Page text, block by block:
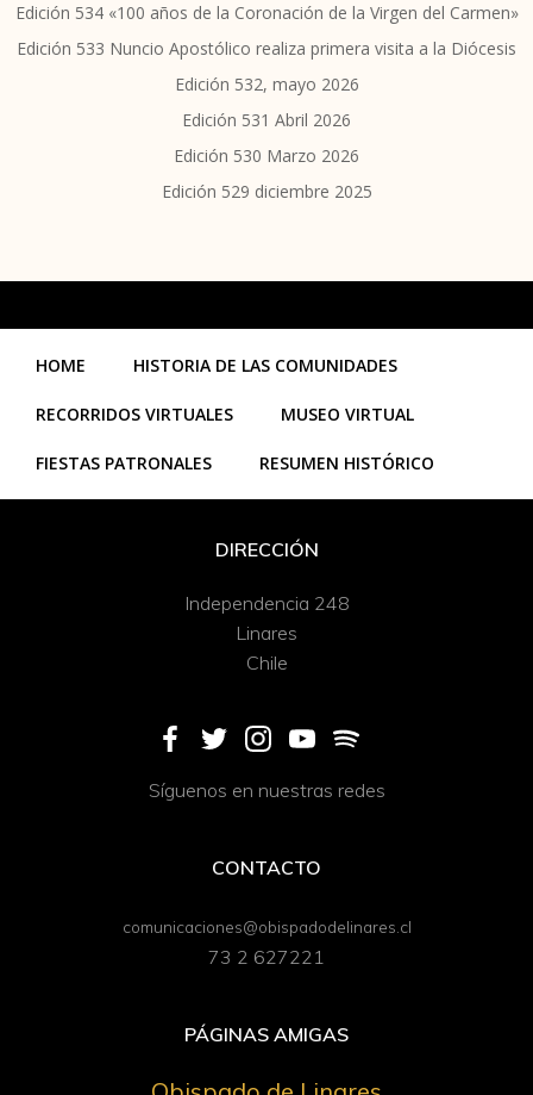
Edición 534 «100 años de la Coronación de la Virgen del Carmen»
Edición 533 Nuncio Apostólico realiza primera visita a la Diócesis
Edición 532, mayo 2026
Edición 531 Abril 2026
Edición 530 Marzo 2026
Edición 529 diciembre 2025
HOME HISTORIA DE LAS COMUNIDADES
RECORRIDOS VIRTUALES MUSEO VIRTUAL
FIESTAS PATRONALES RESUMEN HISTÓRICO
DIRECCIÓN
Independencia 248
Linares
Chile
Síguenos en nuestras redes
CONTACTO
comunicaciones@obispadodelinares.cl
73 2 627221
PÁGINAS AMIGAS